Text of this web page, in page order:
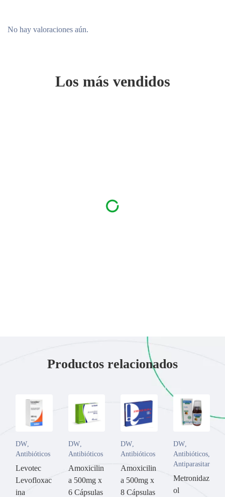
No hay valoraciones aún.
Los más vendidos
Productos relacionados
DW
Antibióticos
Levotec
Levofloxac
ina
DW,
Antibióticos
Amoxicilin
a 500mg x
6 Cápsulas
DW
Antibióticos
Amoxicilin
a 500mg x
8 Cápsulas
DW,
Antibióticos,
Antiparasitarios
Metronidaz
ol